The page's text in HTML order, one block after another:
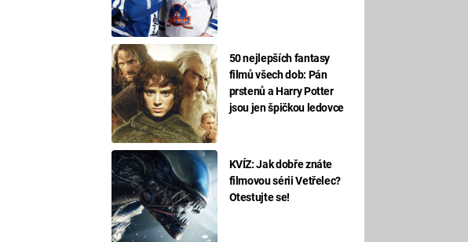
50 nejlepších fantasy
filmů všech dob: Pán
prstenů a Harry Potter
jsou jen špičkou ledovce
KVÍZ: Jak dobře znáte
filmovou sérii Vetřelec?
Otestujte se!